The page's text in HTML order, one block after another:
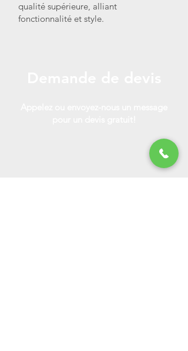
qualité supérieure, alliant
fonctionnalité et style.